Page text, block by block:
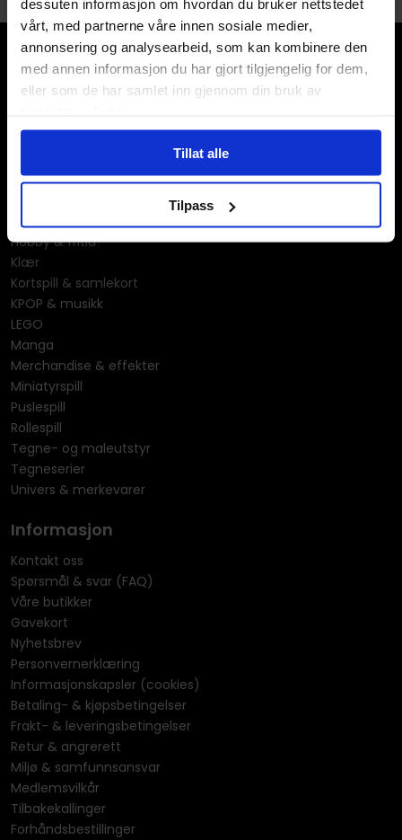
dessuten informasjon om hvordan du bruker nettstedet
vårt, med partnerne våre innen sosiale medier,
annonsering og analysearbeid, som kan kombinere den
med annen informasjon du har gjort tilgjengelig for dem,
eller som de har samlet inn gjennom din bruk av
Tillat alle
Tilpass
Brettspill
Godteri, mat & drikke
Hobby & fritid
Klær
Kortspill & samlekort
KPOP & musikk
LEGO
Manga
Merchandise & effekter
Miniatyrspill
Puslespill
Rollespill
Tegne- og maleutstyr
Tegneserier
Univers & merkevarer
Informasjon
Kontakt oss
Spørsmål & svar (FAQ)
Våre butikker
Gavekort
Nyhetsbrev
Personvernerklæring
Informasjonskapsler (cookies)
Betaling- & kjøpsbetingelser
Frakt- & leveringsbetingelser
Retur & angrerett
Miljø & samfunnsansvar
Medlemsvilkår
Tilbakekallinger
Forhåndsbestillinger